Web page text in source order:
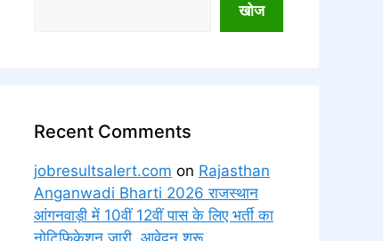
खोज
Recent Comments
jobresultsalert.com on Rajasthan
Anganwadi Bharti 2026 राजस्थान
आंगनवाड़ी में 10वीं 12वीं पास के लिए भर्ती का
नोटिफिकेशन जारी, आवेदन शुरू